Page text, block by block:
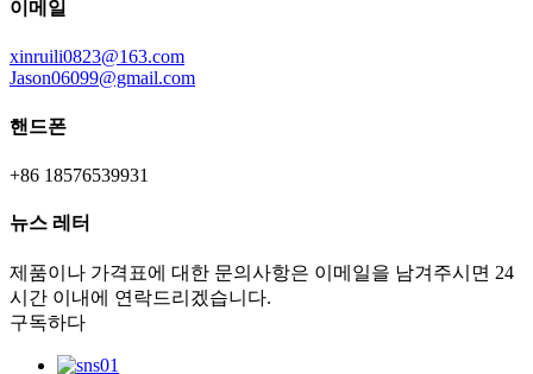
이메일
xinruili0823@163.com
Jason06099@gmail.com
핸드폰
+86 18576539931
뉴스 레터
제품이나 가격표에 대한 문의사항은 이메일을 남겨주시면 24
시간 이내에 연락드리겠습니다.
구독하다